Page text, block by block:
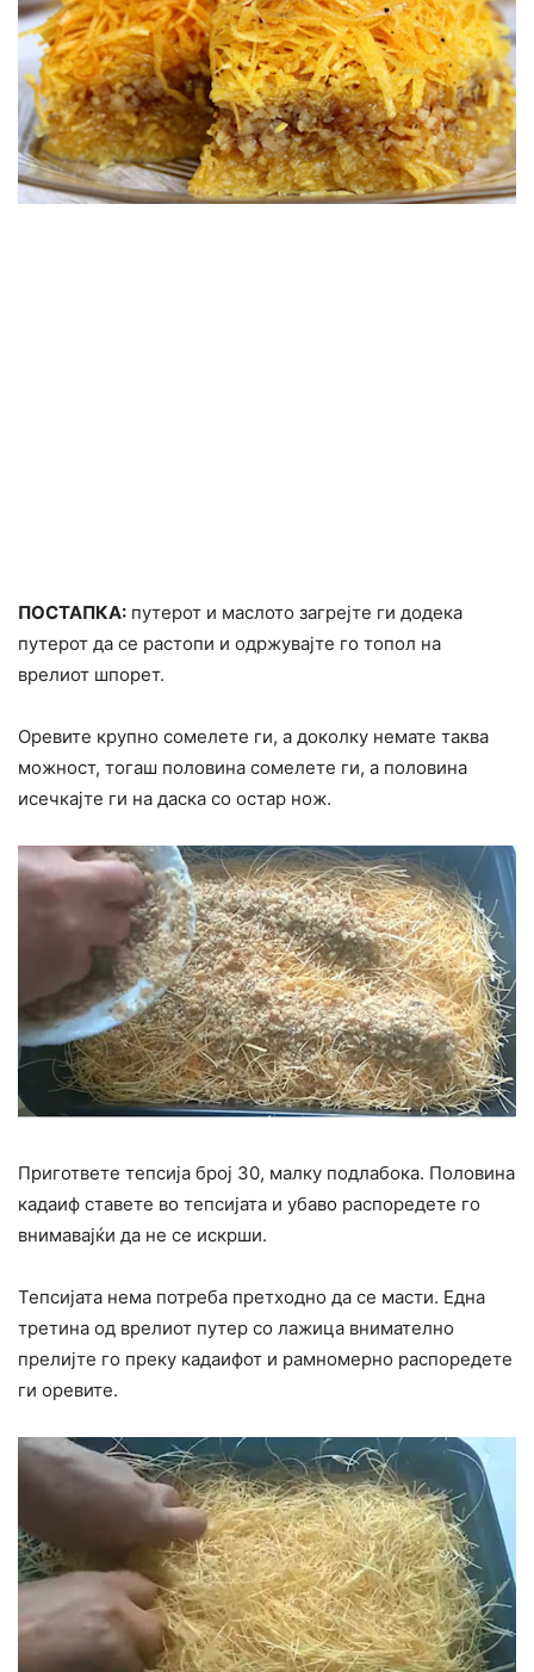
ПОСТАПКА: путерот и маслото загрејте ги додека
путерот да се растопи и одржувајте го топол на
врелиот шпорет.
Оревите крупно сомелете ги, а доколку немате таква
можност, тогаш половина сомелете ги, а половина
исечкајте ги на даска со остар нож.
Пригответе тепсија број 30, малку подлабока. Половина
кадаиф ставете во тепсијата и убаво распоредете го
внимавајќи да не се искрши.
Тепсијата нема потреба претходно да се масти. Една
третина од врелиот путер со лажица внимателно
прелијте го преку кадаифот и рамномерно распоредете
ги оревите.